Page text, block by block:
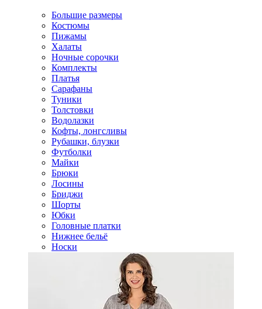
Большие размеры
Костюмы
Пижамы
Халаты
Ночные сорочки
Комплекты
Платья
Сарафаны
Туники
Толстовки
Водолазки
Кофты, лонгсливы
Рубашки, блузки
Футболки
Майки
Брюки
Лосины
Бриджи
Шорты
Юбки
Головные платки
Нижнее бельё
Носки